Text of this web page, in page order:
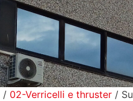
/ 02-Verricelli e thruster /